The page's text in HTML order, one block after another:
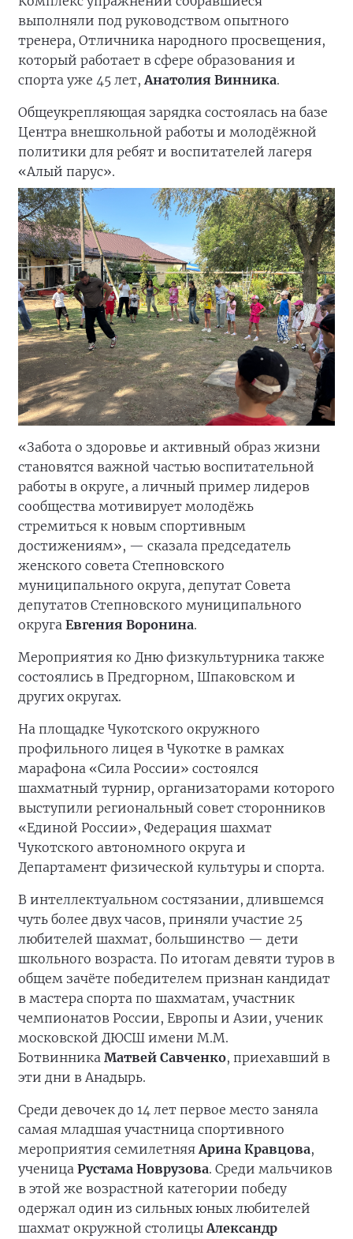
выполняли под руководством опытного
тренера, Отличника народного просвещения,
который работает в сфере образования и
спорта уже 45 лет, Анатолия Винника.
Общеукрепляющая зарядка состоялась на базе
Центра внешкольной работы и молодёжной
политики для ребят и воспитателей лагеря
«Алый парус».
«Забота о здоровье и активный образ жизни
становятся важной частью воспитательной
работы в округе, а личный пример лидеров
сообщества мотивирует молодёжь
стремиться к новым спортивным
достижениям», — сказала председатель
женского совета Степновского
муниципального округа, депутат Совета
депутатов Степновского муниципального
округа Евгения Воронина.
Мероприятия ко Дню физкультурника также
состоялись в Предгорном, Шпаковском и
других округах.
На площадке Чукотского окружного
профильного лицея в Чукотке в рамках
марафона «Сила России» состоялся
шахматный турнир, организаторами которого
выступили региональный совет сторонников
«Единой России», Федерация шахмат
Чукотского автономного округа и
Департамент физической культуры и спорта.
В интеллектуальном состязании, длившемся
чуть более двух часов, приняли участие 25
любителей шахмат, большинство — дети
школьного возраста. По итогам девяти туров в
общем зачёте победителем признан кандидат
в мастера спорта по шахматам, участник
чемпионатов России, Европы и Азии, ученик
московской ДЮСШ имени М.М.
Ботвинника Матвей Савченко, приехавший в
эти дни в Анадырь.
Среди девочек до 14 лет первое место заняла
самая младшая участница спортивного
мероприятия семилетняяАрина Кравцова,
ученица Рустама Новрузова. Среди мальчиков
в этой же возрастной категории победу
одержал один из сильных юных любителей
шахмат окружной столицыАлександр